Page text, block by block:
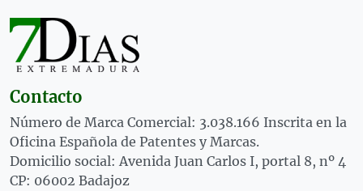
Contacto
Número de Marca Comercial: 3.038.166 Inscrita en la
Oficina Española de Patentes y Marcas.
Domicilio social: Avenida Juan Carlos I, portal 8, nº 4
CP: 06002 Badajoz